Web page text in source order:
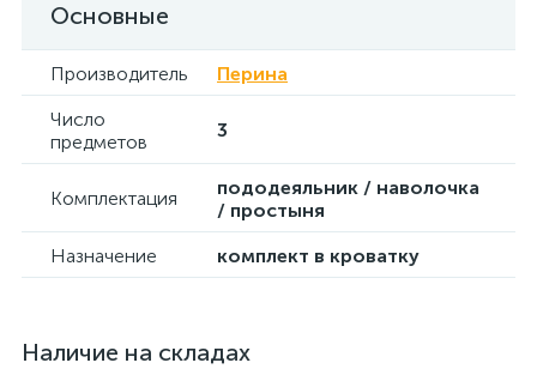
Основные
Производитель
Перина
Число
предметов
3
Комплектация
пододеяльник / наволочка
/ простыня
Назначение
комплект в кроватку
Наличие на складах